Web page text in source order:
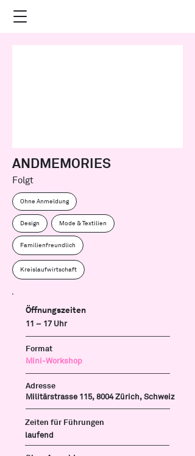
ANDMEMORIES
Folgt
Ohne Anmeldung
Design Mode & Textilien
Familienfreundlich
Kreislaufwirtschaft
Öffnungszeiten
11 – 17 Uhr
Format
Mini-Workshop
Adresse
Militärstrasse 115, 8004 Zürich, Schweiz
Zeiten für Führungen
laufend